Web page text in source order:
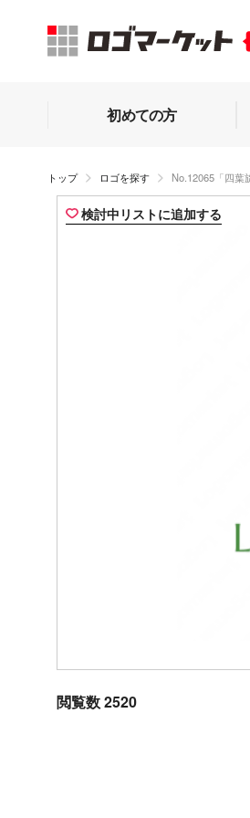
初めての方
トップ ロゴを探す No.12065「四葉
検討中リストに追加する
閲覧数 2520